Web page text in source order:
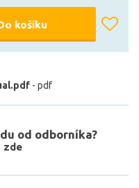
košíku
- pdf
od odborníka?
zde